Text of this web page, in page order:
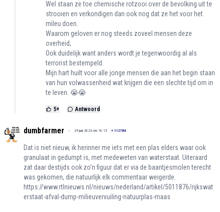
Wel staan ze toe chemische rotzooi over de bevolking uit te
strooien en verkondigen dan ook nog dat ze het voor het
mileu doen.
Waarom geloven er nog steeds zoveel mensen deze
overheid,
Ook duidelijk want anders wordt je tegenwoordig al als
terrorist bestempeld.
Mijn hart huilt voor alle jonge mensen die aan het begin staan
van hun volwassenheid wat krijgen die een slechte tijd om in
te leven. 😭😭
5+ Antwoord
dumbfarmer 29 juni 2023 om 16:15 + 112784
Dat is niet nieuw, ik herinner me iets met een plas elders waar ook
granulaat in gedumpt is, met medeweten van waterstaat. Uiteraard
zat daar destijds ook zo'n figuur dat er via de baantjesmolen terecht
was gekomen, die natuurlijk elk commentaar weigerde.
https://www.rtlnieuws.nl/nieuws/nederland/artikel/5011876/rijkswat
erstaat-afval-dump-milieuvervuiling-natuurplas-maas